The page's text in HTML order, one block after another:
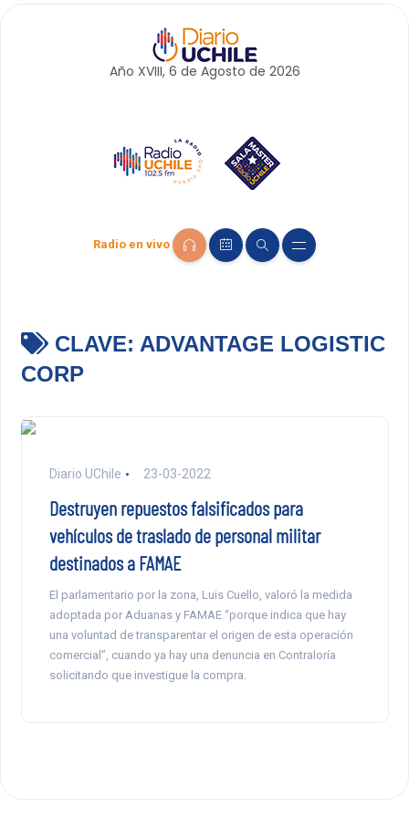
Año XVIII, 6 de Agosto de 2026
Radio en vivo
CLAVE: ADVANTAGE LOGISTIC
CORP
Diario UChile 23-03-2022
Destruyen repuestos falsificados para
vehículos de traslado de personal militar
destinados a FAMAE
El parlamentario por la zona, Luis Cuello, valoró la medida
adoptada por Aduanas y FAMAE “porque indica que hay
una voluntad de transparentar el origen de esta operación
comercial”, cuando ya hay una denuncia en Contraloría
solicitando que investigue la compra.